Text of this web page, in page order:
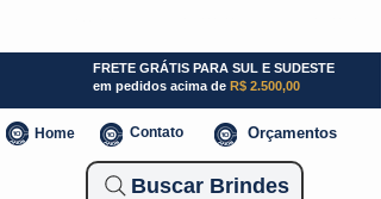
FRETE GRÁTIS PARA SUL E SUDESTE
em pedidos acima de R$ 2.500,00
Home Contato Orçamentos
Buscar Brindes